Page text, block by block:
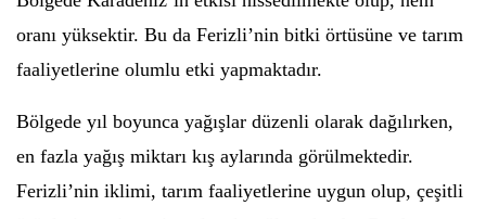
oranı yüksektir. Bu da Ferizli’nin bitki örtüsüne ve tarım
faaliyetlerine olumlu etki yapmaktadır.
Bölgede yıl boyunca yağışlar düzenli olarak dağılırken,
en fazla yağış miktarı kış aylarında görülmektedir.
Ferizli’nin iklimi, tarım faaliyetlerine uygun olup, çeşitli